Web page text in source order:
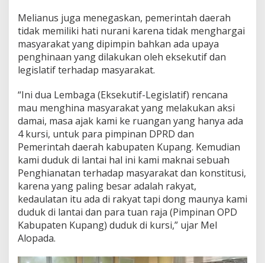
Melianus juga menegaskan, pemerintah daerah
tidak memiliki hati nurani karena tidak menghargai
masyarakat yang dipimpin bahkan ada upaya
penghinaan yang dilakukan oleh eksekutif dan
legislatif terhadap masyarakat.
“Ini dua Lembaga (Eksekutif-Legislatif) rencana
mau menghina masyarakat yang melakukan aksi
damai, masa ajak kami ke ruangan yang hanya ada
4 kursi, untuk para pimpinan DPRD dan
Pemerintah daerah kabupaten Kupang. Kemudian
kami duduk di lantai hal ini kami maknai sebuah
Penghianatan terhadap masyarakat dan konstitusi,
karena yang paling besar adalah rakyat,
kedaulatan itu ada di rakyat tapi dong maunya kami
duduk di lantai dan para tuan raja (Pimpinan OPD
Kabupaten Kupang) duduk di kursi,” ujar Mel
Alopada.